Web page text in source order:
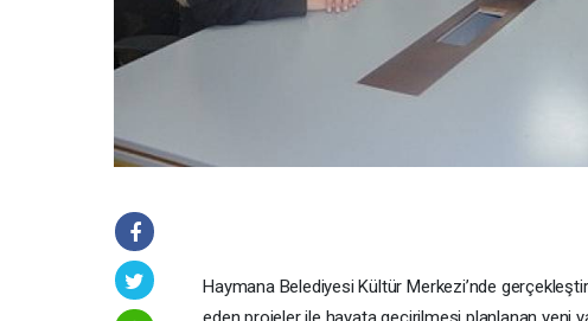
Haymana Belediyesi Kültür Merkezi’nde